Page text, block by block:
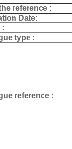
reference :
Date:
:
type :
reference :